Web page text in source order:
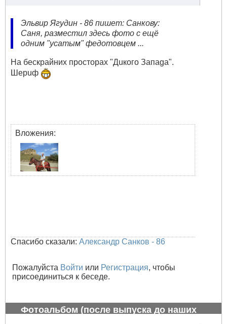
Эльвир Ягудин - 86 пишет: Санкову:
Саня, разместил здесь фото с ещё
одним "усатым" федотовцем ...
На бескрайних просторах "Дuкого Запаgа".
Шepuф
Вложения:
Спасибо сказали: Александр Санков - 86
Пожалуйста Войти или Регистрация, чтобы
присоединиться к беседе.
Фотоальбом (после выпуска до наших